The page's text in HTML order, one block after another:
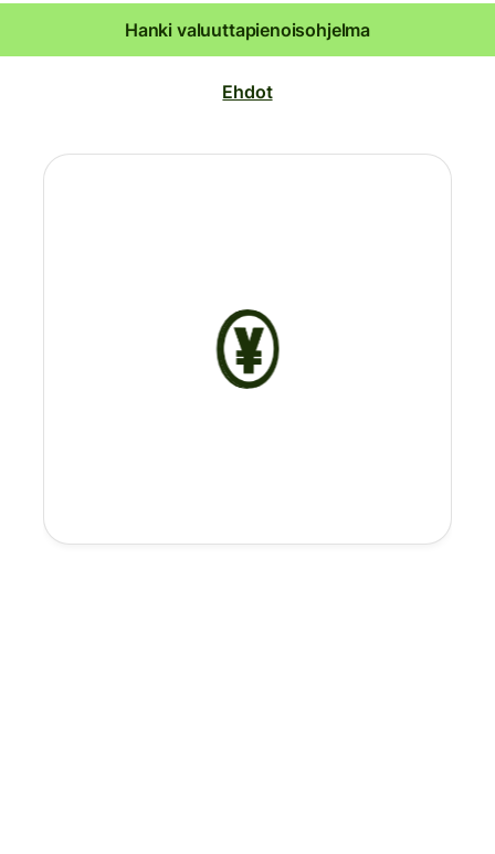
Hanki valuuttapienoisohjelma
Ehdot